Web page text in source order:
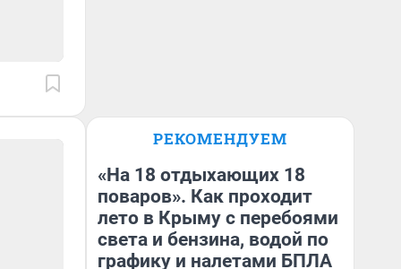
РЕКОМЕНДУЕМ
«На 18 отдыхающих 18
поваров». Как проходит
лето в Крыму с перебоями
света и бензина, водой по
графику и налетами БПЛА